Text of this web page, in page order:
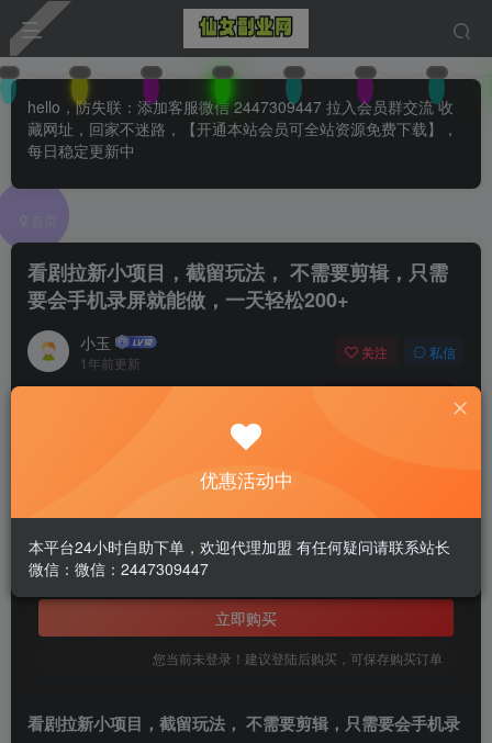
hello，防失联：添加客服微信 2447309447 拉入会员群交流 收
藏网址，回家不迷路，【开通本站会员可全站资源免费下载】，
每日稳定更新中
看剧拉新小项目，截留玩法， 不需要剪辑，只需
要会手机录屏就能做，一天轻松200+
小玉
1年前更新
关注 私信
0 114 71
此内容为付费阅读，请付费后查看
￥1.99
黄金会员免费
立即购买
您当前未登录！建议登陆后购买，可保存购买订单
看剧拉新小项目 ，截留玩法， 不需要剪辑，只需要会手机录
优惠活动中
本平台24小时自助下单，欢迎代理加盟 有任何疑问请联系站长
微信：微信：2447309447